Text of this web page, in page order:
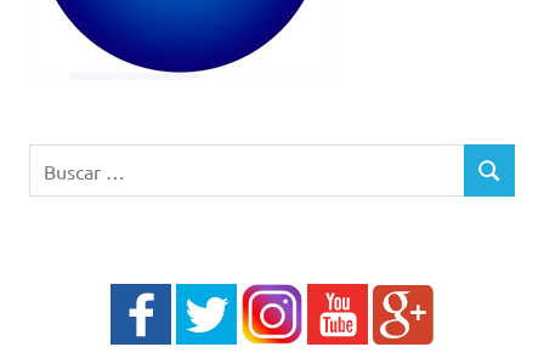
BUSCAR